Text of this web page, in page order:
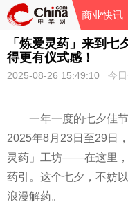
商业快讯
「炼爱灵药」来到
得更有仪式感！
2025-08-26 15:49:10 今
一年一度的七夕佳
2025年8月23日至29日
灵药」工坊——在这里，
药引。这个七夕，不妨
浪漫解药。